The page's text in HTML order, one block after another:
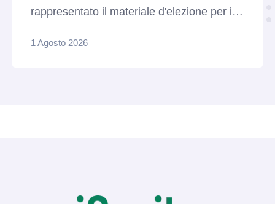
rappresentato il materiale d'elezione per il
Caratterizzate da tantissima resistenza
1 Agosto 2026